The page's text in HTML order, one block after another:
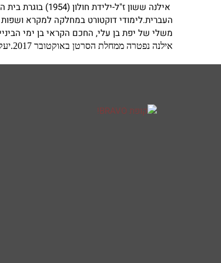
אילנה ששון ז"ל-
העברית.לימודי דוקטורט במחלקה למקרא
משלי של יפת בן עלי, החכם הקראי בן ימי
אילנה נפטרה ממחלת הסרטן באוקטובר 2017.יעקב ואילנה היו למדו יחדיו בפנימיה וחברים לכיתה הביולוגית בבית הספר. כך זוכר אותה יעקב בשיר